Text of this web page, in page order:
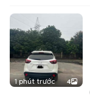
1 phút trước 4